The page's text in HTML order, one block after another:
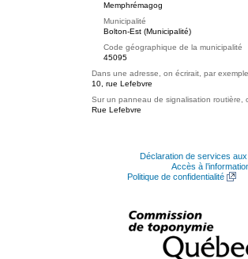
Memphrémagog
Municipalité
Bolton-Est (Municipalité)
Code géographique de la municipalité
45095
Dans une adresse, on écrirait, par
10, rue Lefebvre
Sur un panneau de signalisation routière,
Rue Lefebvre
Déclaration de services
Accès à
Politique de confidentialité